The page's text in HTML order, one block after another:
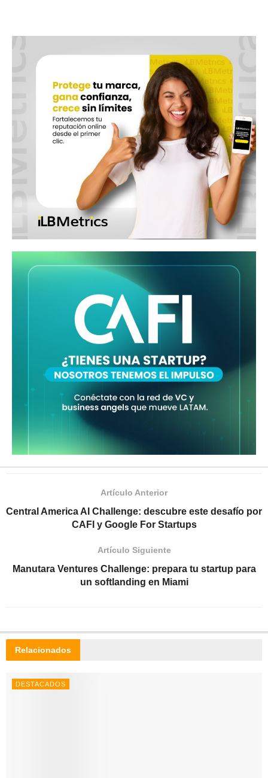
Artículo Anterior
Central America AI Challenge: descubre este desafío por
CAFI y Google For Startups
Artículo Siguiente
Manutara Ventures Challenge: prepara tu startup para
un softlanding en Miami
Relacionados
DESTACADOS